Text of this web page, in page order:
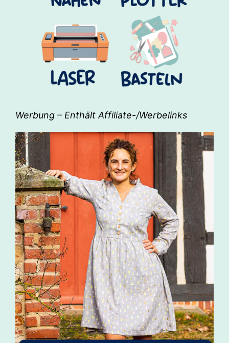
Werbung – Enthält Affiliate-/Werbelinks